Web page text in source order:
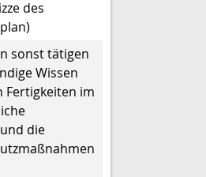
des
sonst tätigen
Wissen
Fertigkeiten im
die